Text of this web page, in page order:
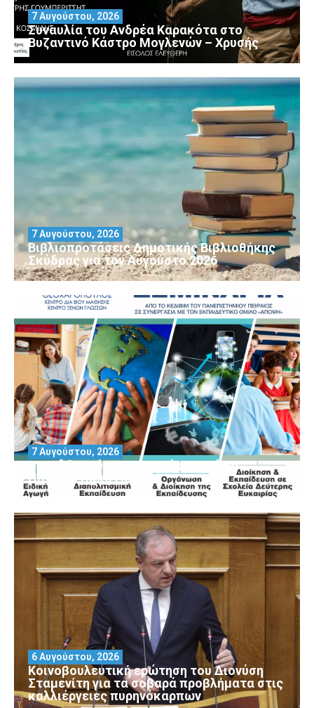
Συναυλία του Ανδρέα Καρακότα στο
Βυζαντινό Κάστρο Μογλενών – Χρυσής
7 Αυγούστου, 2026
Βιβλιοπροτάσεις Δημοτικής Βιβλιοθήκης
Σκύδρας για τον Αύγούστο 2026
7 Αυγούστου, 2026
Μοριοδοτούμενα Σεμινάρια από το
Πανεπιστήμιο Πειραιά
7 Αυγούστου, 2026
Κοινοβουλευτική ερώτηση του Διονύση
Σταμενίτη για τα σοβαρά προβλήματα στις
καλλιέργειες πυρηνόκαρπων
6 Αυγούστου, 2026